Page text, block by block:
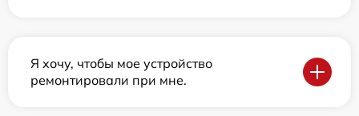
Я хочу, чтобы мое устройство
ремонтировали при мне.